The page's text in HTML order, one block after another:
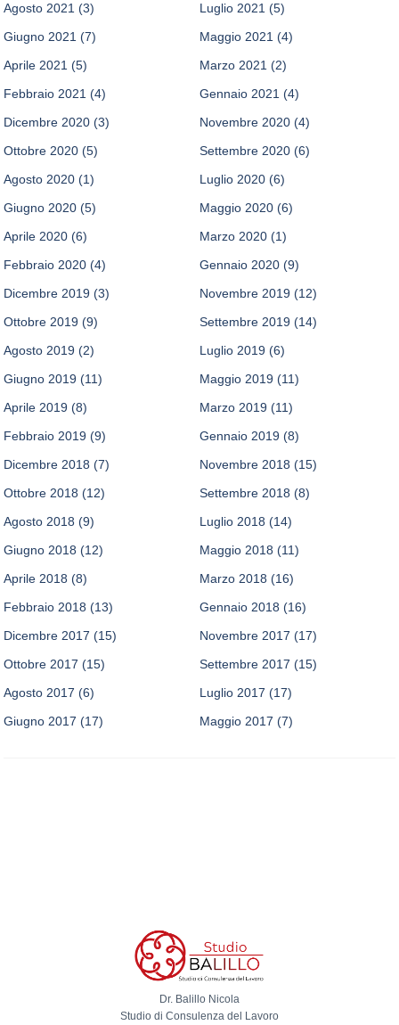
Agosto 2021 (3) Luglio 2021 (5)
Giugno 2021 (7) Maggio 2021 (4)
Aprile 2021 (5) Marzo 2021 (2)
Febbraio 2021 (4) Gennaio 2021 (4)
Dicembre 2020 (3) Novembre 2020 (4)
Ottobre 2020 (5) Settembre 2020 (6)
Agosto 2020 (1) Luglio 2020 (6)
Giugno 2020 (5) Maggio 2020 (6)
Aprile 2020 (6) Marzo 2020 (1)
Febbraio 2020 (4) Gennaio 2020 (9)
Dicembre 2019 (3) Novembre 2019 (12)
Ottobre 2019 (9) Settembre 2019 (14)
Agosto 2019 (2) Luglio 2019 (6)
Giugno 2019 (11) Maggio 2019 (11)
Aprile 2019 (8) Marzo 2019 (11)
Febbraio 2019 (9) Gennaio 2019 (8)
Dicembre 2018 (7) Novembre 2018 (15)
Ottobre 2018 (12) Settembre 2018 (8)
Agosto 2018 (9) Luglio 2018 (14)
Giugno 2018 (12) Maggio 2018 (11)
Aprile 2018 (8) Marzo 2018 (16)
Febbraio 2018 (13) Gennaio 2018 (16)
Dicembre 2017 (15) Novembre 2017 (17)
Ottobre 2017 (15) Settembre 2017 (15)
Agosto 2017 (6) Luglio 2017 (17)
Giugno 2017 (17) Maggio 2017 (7)
Dr. Balillo Nicola
Studio di Consulenza del Lavoro